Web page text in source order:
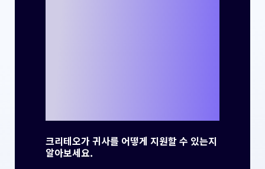
크리테오가 귀사를 어떻게 지원할 수 있는지
알아보세요.